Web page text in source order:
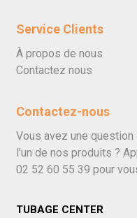
Service Clients
À propos de nous
Contactez nous
Contactez-nous
Vous avez une question
l'un de nos produits ?
02 52 60 55 39 pour
TUBAGE CENTER